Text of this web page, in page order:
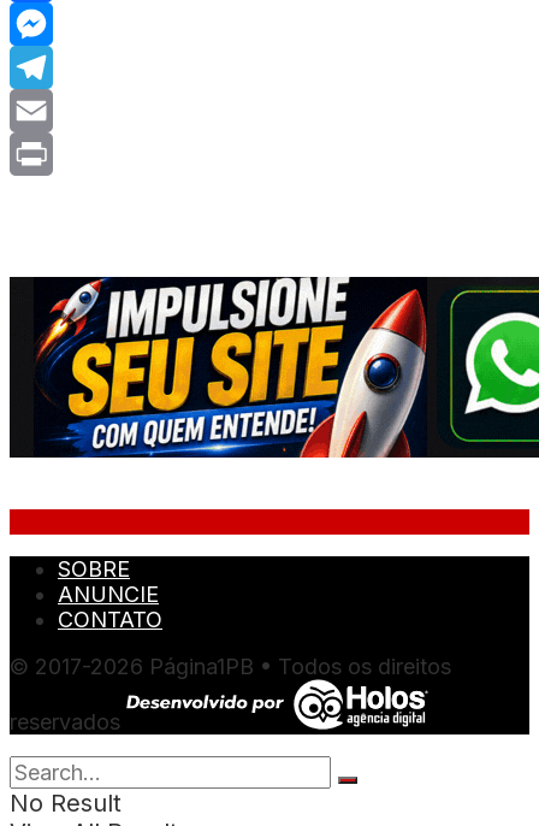
Facebook
Messenger
Telegram
Email
SOBRE
ANUNCIE
CONTATO
© 2017-2026 Página1PB • Todos os direitos
reservados
No Result